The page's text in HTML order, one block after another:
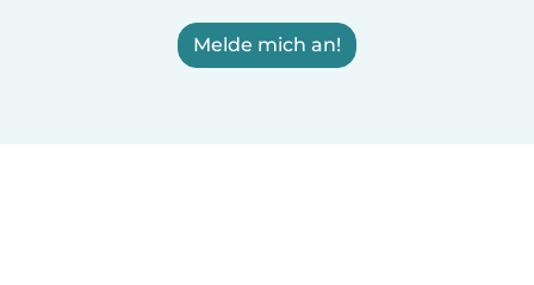
Melde mich an!